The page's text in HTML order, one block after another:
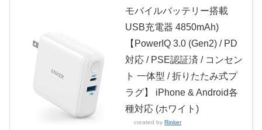
モバイルバッテリー搭載
USB充電器 4850mAh)
【PowerIQ 3.0 (Gen2) / PD
対応 / PSE認証済 / コンセン
ト 一体型 / 折りたたみ式プ
ラグ】 iPhone & Android各
種対応 (ホワイト)
created by Rinker